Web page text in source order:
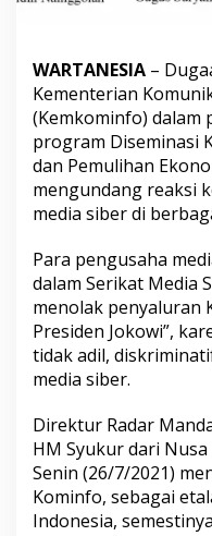
WARTANESIA –
Kementerian
(Kemkominfo) dalam
program Diseminasi
dan Pemulihan
mengundang reaksi
media siber di
Para pengusaha
dalam Serikat Media
menolak penyaluran
Presiden Jokowi”,
tidak adil,
media siber.
Direktur Radar
HM Syukur dari
Senin (26/7/2021)
Kominfo, sebagai
Indonesia,